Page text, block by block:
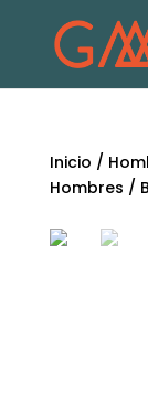
Inicio /
Hombres /